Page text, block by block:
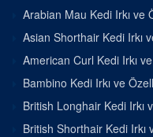
Arabian Mau Kedi Irkı ve
Asian Shorthair Kedi Irkı
American Curl Kedi Irkı
Bambino Kedi Irkı ve
British Longhair Kedi Irkı
British Shorthair Kedi Irkı